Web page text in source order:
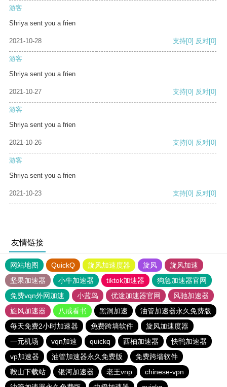
游客
Shriya sent you a frien
2021-10-28 支持[0] 反对[0]
游客
Shriya sent you a frien
2021-10-27 支持[0] 反对[0]
游客
Shriya sent you a frien
2021-10-26 支持[0] 反对[0]
游客
Shriya sent you a frien
2021-10-23 支持[0] 反对[0]
友情链接
网站地图 QuickQ 旋风加速度器 旋风
旋风加速
坚果加速器
小牛加速器 tiktok加速器
狗急加速器官网
免费vqn外网加速
小蓝鸟 优途加速器官网
风驰加速器
旋风加速器
八戒看书 黑洞加速
油管加速器永久免费版
每天免费2小时加速器
免费跨墙软件
旋风加速度器
一元机场
vqn加速 quickq 西柚加速器
快鸭加速器
vp加速器
油管加速器永久免费版
免费跨墙软件
鞍山下载站
银河加速器 老王vnp
chinese-vpn